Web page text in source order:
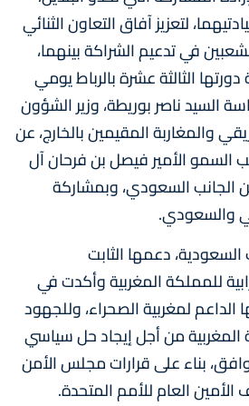
لتعزيز آفاق التعاون الثنائي
في تدعيم الشراكة بينهما،
الثالثة عشرة بالرباط يومي
يونيو 2022 برئاسة السيد ناصر بوريطة، وزير الشؤون
والمغاربة المقيمين بالخارج، عن
السمو الأمير فيصل بن فرحان آل
الجانب السعودي، وبمشاركة
والسعودي.
دعمها الثابت
للمملكة المغربية وأكدت في
لمغربية الصحراء، وللجهود
المغربية من أجل إيجاد حل سياسي
بناء على قرارات مجلس الأمن
العام للأمم المتحدة.